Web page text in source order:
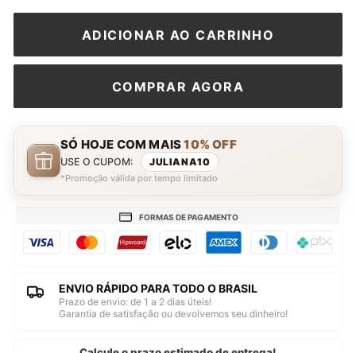
ADICIONAR AO CARRINHO
COMPRAR AGORA
SÓ HOJE COM MAIS10% OFF
USE O CUPOM: JULIANA10
*Promoção válida por tempo limitado
FORMAS DE PAGAMENTO
ENVIO RÁPIDO PARA TODO O BRASIL
Prazo de envio: de 1 a 2 dias úteis!
Garantia de satisfação ou devolvemos seu dinheiro!